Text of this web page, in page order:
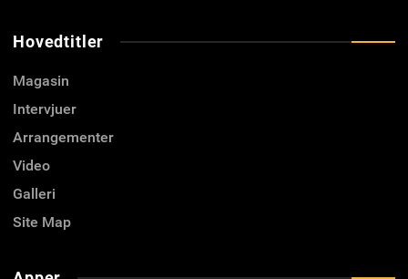
Hovedtitler
Magasin
Intervjuer
Arrangementer
Video
Galleri
Site Map